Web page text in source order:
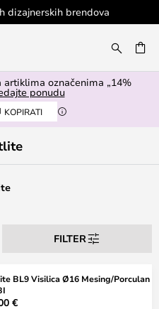
Sigurno plaćanje
označenima „14%
ponudu
KOPIRATI
FILTER
BL9 Visilica Ø16 Mesing/Porculan
€